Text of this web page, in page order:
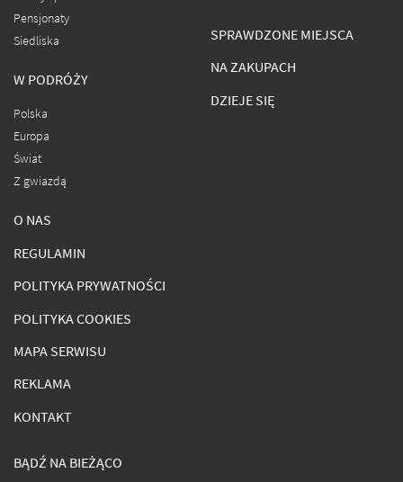
Pensjonaty
Siedliska
W PODRÓŻY
Polska
Europa
Świat
Z gwiazdą
SPRAWDZONE MIEJSCA
NA ZAKUPACH
DZIEJE SIĘ
O NAS
REGULAMIN
POLITYKA PRYWATNOŚCI
POLITYKA COOKIES
MAPA SERWISU
REKLAMA
KONTAKT
BĄDŹ NA BIEŻĄCO